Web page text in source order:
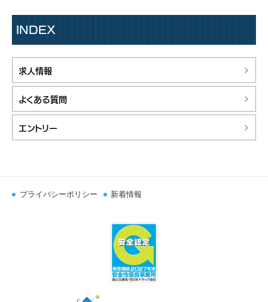
INDEX
求人情報
よくある質問
エントリー
プライバシーポリシー 新着情報